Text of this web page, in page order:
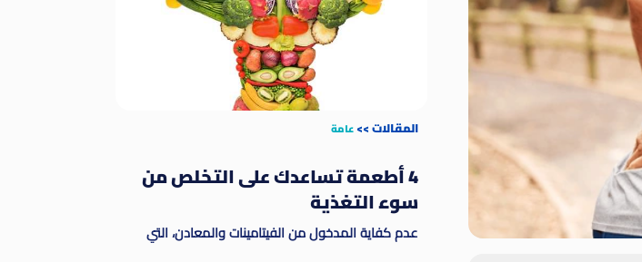
المقالات>>عامة
4 أطعمة تساعدك على التخلص من
سوء التغذية
عدم كفاية المدخول من الفيتامينات والمعادن، التي